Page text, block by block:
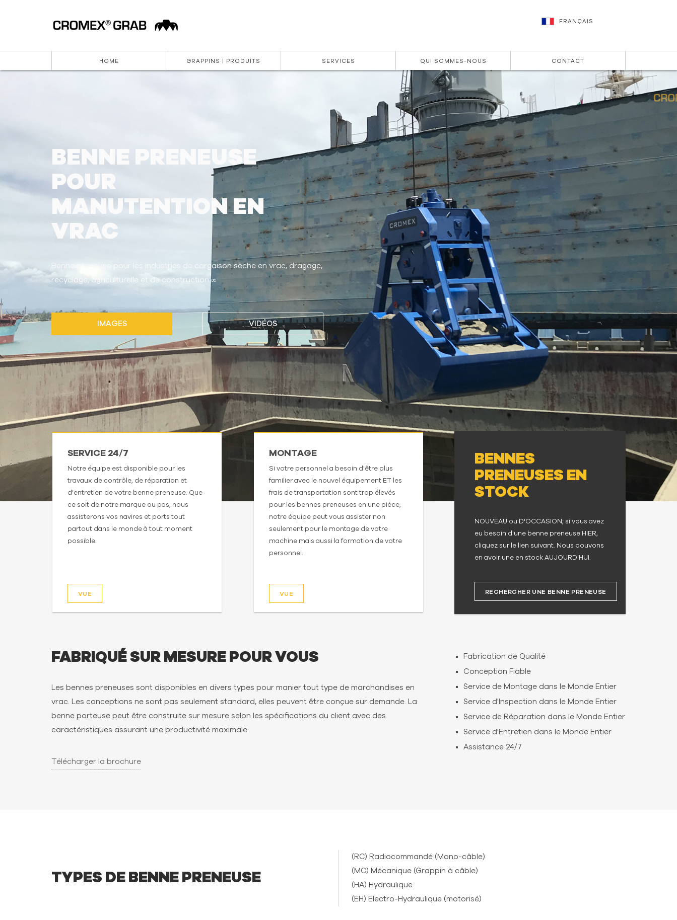
HOME GRAPPINS | PRODUITS SERVICES QUI SOMMES-NOUS CONTACT
FRANÇAIS
BENNE PRENEUSE
POUR
MANUTENTION EN
VRAC
Benne preneuse pour les industries de cargaison sèche en vrac, dragage,
recyclage, agriculturelle et de construction ∞
IMAGES VIDÉOS
SERVICE 24/7
Notre équipe est disponible pour les
travaux de contrôle, de réparation et
d'entretien de votre benne preneuse. Que
ce soit de notre marque ou pas, nous
assisterons vos navires et ports tout
partout dans le monde à tout moment
possible.
VUE
MONTAGE
Si votre personnel a besoin d'être plus
familier avec le nouvel équipement ET les
frais de transportation sont trop élevés
pour les bennes preneuses en une pièce,
notre équipe peut vous assister non
seulement pour le montage de votre
machine mais aussi la formation de votre
personnel.
VUE
BENNES
PRENEUSES EN
STOCK
NOUVEAU ou D'OCCASION; si vous avez
eu besoin d'une benne preneuse HIER,
cliquez sur le lien suivant. Nous pouvons
en avoir une en stock AUJOURD'HUI.
RECHERCHER UNE BENNE PRENEUSE
FABRIQUÉ SUR MESURE POUR VOUS
Les bennes preneuses sont disponibles en divers types pour manier tout type de marchandises en
vrac. Les conceptions ne sont pas seulement standard, elles peuvent être conçue sur demande. La
benne porteuse peut être construite sur mesure selon les spécifications du client avec des
caractéristiques assurant une productivité maximale.
Télécharger la brochure
Fabrication de Qualité
Conception Fiable
Service de Montage dans le Monde Entier
Service d'Inspection dans le Monde Entier
Service de Réparation dans le Monde Entier
Service d'Entretien dans le Monde Entier
Assistance 24/7
TYPES DE BENNE PRENEUSE
(RC) Radiocommandé (Mono-câble)
(MC) Mécanique (Grappin à câble)
(HA) Hydraulique
(EH) Electro-Hydraulique (motorisé)